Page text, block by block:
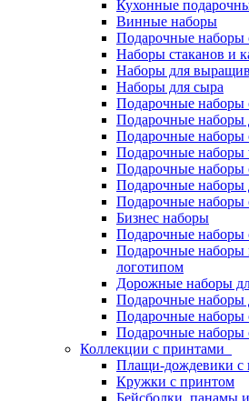
Кухонные
Винные наборы
Подарочные наборы
Наборы стаканов и
Наборы для
Наборы для сыра
Подарочные наборы
Подарочные наборы
Подарочные наборы
Подарочные наборы
Подарочные наборы
Подарочные
Подарочные наборы
Бизнес наборы
Подарочные наборы
Подарочные наборы
логотипом
Дорожные наборы
Подарочные наборы
Подарочные наборы
Подарочные наборы
Коллекции с принтами
Плащи-дождевики с
Кружки с принтом
Бейсболки, панамы